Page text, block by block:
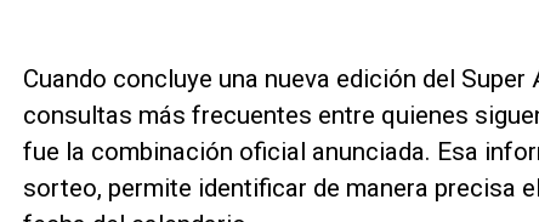
Cuando concluye una nueva edición del
consultas más frecuentes entre quienes
fue la combinación oficial anunciada. Esa
sorteo, permite identificar de manera precisa